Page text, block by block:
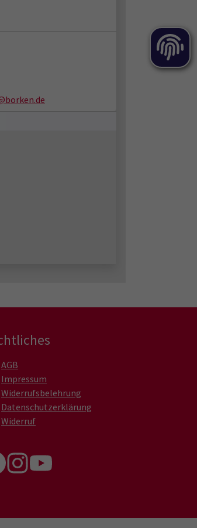
AGB
Impressum
Widerrufsbelehrung
Datenschutzerklärung
Widerruf